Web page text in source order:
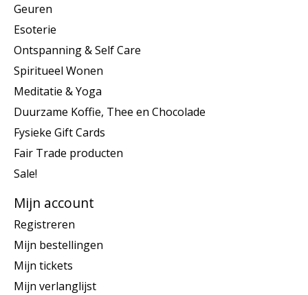
Geuren
Esoterie
Ontspanning & Self Care
Spiritueel Wonen
Meditatie & Yoga
Duurzame Koffie, Thee en Chocolade
Fysieke Gift Cards
Fair Trade producten
Sale!
Mijn account
Registreren
Mijn bestellingen
Mijn tickets
Mijn verlanglijst